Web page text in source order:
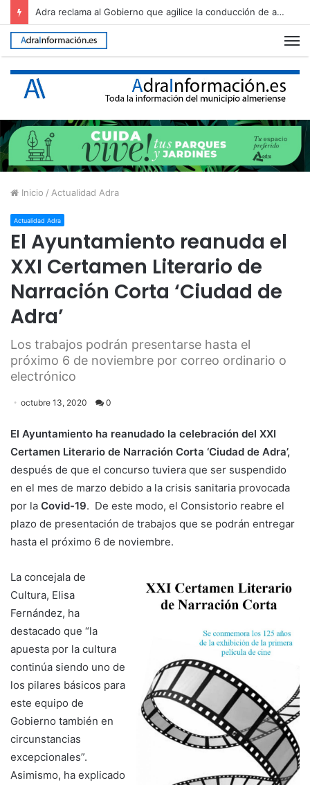
Adra ultima el dispositivo para recibir una nueva edición de The Juergas Rock Festival
Inicio / Actualidad Adra
Actualidad Adra
El Ayuntamiento reanuda el
XXI Certamen Literario de
Narración Corta ‘Ciudad de
Adra’
Los trabajos podrán presentarse hasta el
próximo 6 de noviembre por correo ordinario o
electrónico
octubre 13, 2020 0
El Ayuntamiento ha reanudado la celebración del XXI
Certamen Literario de Narración Corta ‘Ciudad de Adra’,
después de que el concurso tuviera que ser suspendido
en el mes de marzo debido a la crisis sanitaria provocada
por la Covid-19. De este modo, el Consistorio reabre el
plazo de presentación de trabajos que se podrán entregar
hasta el próximo 6 de noviembre.
La concejala de
Cultura, Elisa
Fernández, ha
destacado que “la
apuesta por la cultura
continúa siendo uno de
los pilares básicos para
este equipo de
Gobierno también en
circunstancias
excepcionales”.
Asimismo, ha explicado